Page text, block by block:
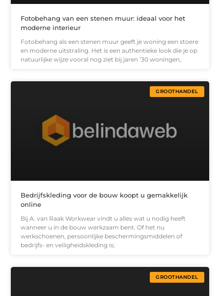
Fotobehang van een stenen muur: ideaal voor het
moderne interieur
Fotobehang als een stenen muur geeft je woning een stoere
en moderne uitstraling. Het is een authentieke look die je op
natuurlijke wijze vooral nog ziet bij jaren ’30 woningen,
GROOTHANDEL
Bedrijfskleding voor de bouw koopt u gemakkelijk
online
Bij A. van Raak Workwear vindt u alles wat u nodig heeft
wanneer u in de bouw werkzaam bent. Of het nu
werkschoenen, persoonlijke beschermingsmiddelen of
bedrijfs- en veiligheidskleding is;
GROOTHANDEL